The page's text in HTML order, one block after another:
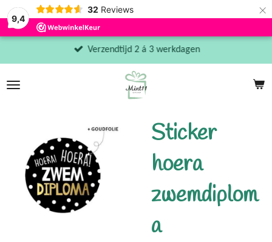
9,4
32 Reviews ×
Verzendtijd 2 á 3 werkdagen
Sticker
hoera
zwemdiplom
a